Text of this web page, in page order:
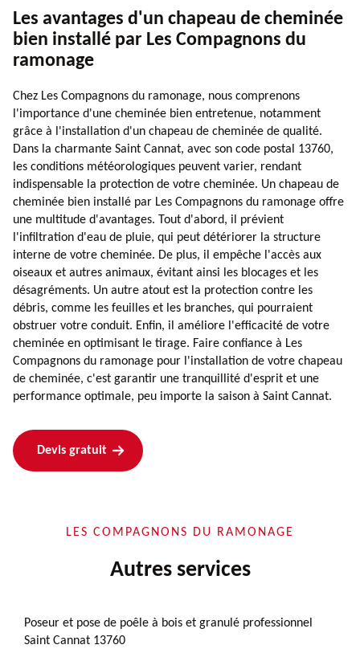
Les avantages d'un chapeau de cheminée
bien installé par Les Compagnons du
ramonage
Chez Les Compagnons du ramonage, nous comprenons
l'importance d'une cheminée bien entretenue, notamment
grâce à l'installation d'un chapeau de cheminée de qualité.
Dans la charmante Saint Cannat, avec son code postal 13760,
les conditions météorologiques peuvent varier, rendant
indispensable la protection de votre cheminée. Un chapeau de
cheminée bien installé par Les Compagnons du ramonage offre
une multitude d'avantages. Tout d'abord, il prévient
l'infiltration d'eau de pluie, qui peut détériorer la structure
interne de votre cheminée. De plus, il empêche l'accès aux
oiseaux et autres animaux, évitant ainsi les blocages et les
désagréments. Un autre atout est la protection contre les
débris, comme les feuilles et les branches, qui pourraient
obstruer votre conduit. Enfin, il améliore l'efficacité de votre
cheminée en optimisant le tirage. Faire confiance à Les
Compagnons du ramonage pour l'installation de votre chapeau
de cheminée, c'est garantir une tranquillité d'esprit et une
performance optimale, peu importe la saison à Saint Cannat.
Devis gratuit
LES COMPAGNONS DU RAMONAGE
Autres services
Poseur et pose de poêle à bois et granulé professionnel
Saint Cannat 13760